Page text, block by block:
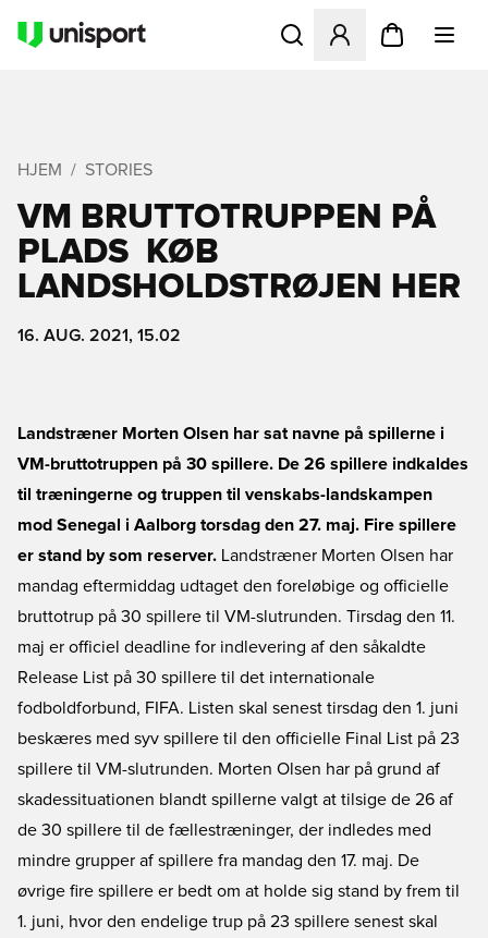
Åbner en Modal til at
HJEM STORIES
VM BRUTTOTRUPPEN PÅ
PLADS  KØB
LANDSHOLDSTRØJEN HER
16. AUG. 2021, 15.02
Landstræner Morten Olsen har sat navne på spillerne i
VM-bruttotruppen på 30 spillere. De 26 spillere indkaldes
til træningerne og truppen til venskabs-landskampen
mod Senegal i Aalborg torsdag den 27. maj. Fire spillere
er stand by som reserver. Landstræner Morten Olsen har
mandag eftermiddag udtaget den foreløbige og officielle
bruttotrup på 30 spillere til VM-slutrunden. Tirsdag den 11.
maj er officiel deadline for indlevering af den såkaldte
Release List på 30 spillere til det internationale
fodboldforbund, FIFA. Listen skal senest tirsdag den 1. juni
beskæres med syv spillere til den officielle Final List på 23
spillere til VM-slutrunden. Morten Olsen har på grund af
skadessituationen blandt spillerne valgt at tilsige de 26 af
de 30 spillere til de fællestræninger, der indledes med
mindre grupper af spillere fra mandag den 17. maj. De
øvrige fire spillere er bedt om at holde sig stand by frem til
1. juni, hvor den endelige trup på 23 spillere senest skal